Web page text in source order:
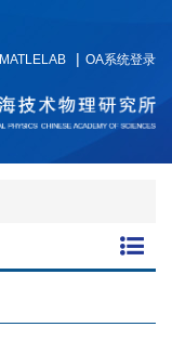
MATLELAB OA系统登录